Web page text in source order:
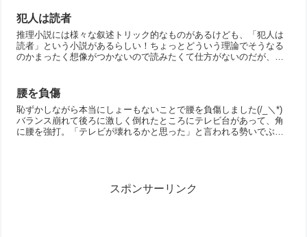
犯人は読者
推理小説には様々な叙述トリック的なものがあるけども、「犯人は
読者」という小説があるらしい！ちょっとどういう理論でそうなる
のかまったく想像がつかないので読みたくて仕方がないのだが、最
腰を負傷
恥ずかしながら本当にしょーもないことで腰を負傷しました(/_＼*)
バランス崩れて後ろに激しく倒れたところにテレビ台があって、角
に腰を強打。「テレビが壊れるかと思った」と言われる勢いでぶつ
スポンサーリンク